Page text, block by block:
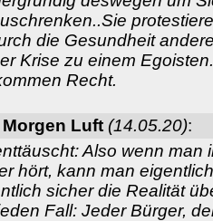
die Gesundheit
Krise zu einem
Recht.
Morgen Luft (14.05.20):
Also wenn man
hört, kann man
sicher die Realität
Fall: Jeder Bürger,